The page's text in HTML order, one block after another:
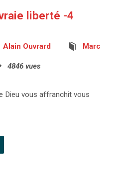
liberté -4
Alain Ouvrard Marc
4846 vues
Dieu vous affranchit vous